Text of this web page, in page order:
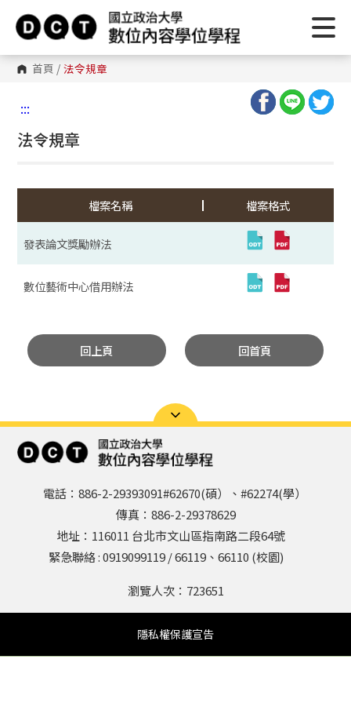
首頁 / 法令規章
:::
法令規章
檔案名稱 檔案格式
發表論文獎勵辦法
數位藝術中心借用辦法
回上頁 回首頁
電話：886-2-29393091#62670(碩）、#62274(學）
傳真：886-2-29378629
地址：116011 台北市文山區指南路二段64號
緊急聯絡 : 0919099119 / 66119、66110 (校園)
瀏覽人次： 723651
隱私權保護宣告